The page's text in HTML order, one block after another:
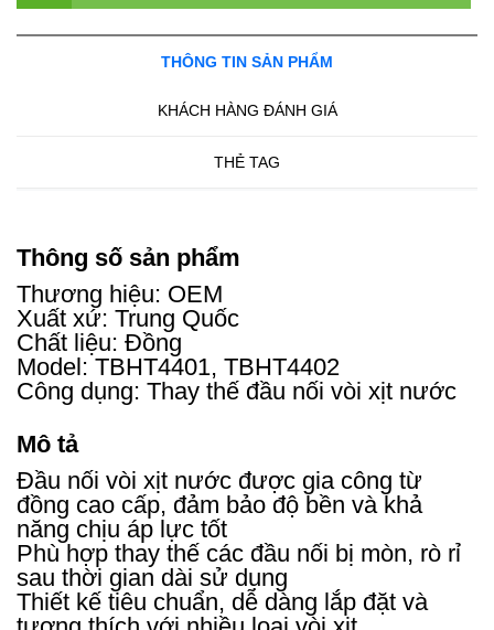
THÔNG TIN SẢN PHẨM
KHÁCH HÀNG ĐÁNH GIÁ
THẺ TAG
Thông số sản phẩm
Thương hiệu: OEM
Xuất xứ: Trung Quốc
Chất liệu: Đồng
Model: TBHT4401, TBHT4402
Công dụng: Thay thế đầu nối vòi xịt nước
Mô tả
Đầu nối vòi xịt nước được gia công từ
đồng cao cấp, đảm bảo độ bền và khả
năng chịu áp lực tốt
Phù hợp thay thế các đầu nối bị mòn, rò rỉ
sau thời gian dài sử dụng
Thiết kế tiêu chuẩn, dễ dàng lắp đặt và